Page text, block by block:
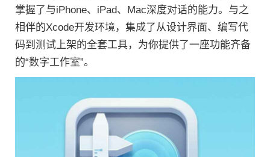
掌握了与iPhone、iPad、Mac深度对话的能力。与之
相伴的Xcode开发环境，集成了从设计界面、编写代
码到测试上架的全套工具，为你提供了一座功能齐备
的“数字工作室”。